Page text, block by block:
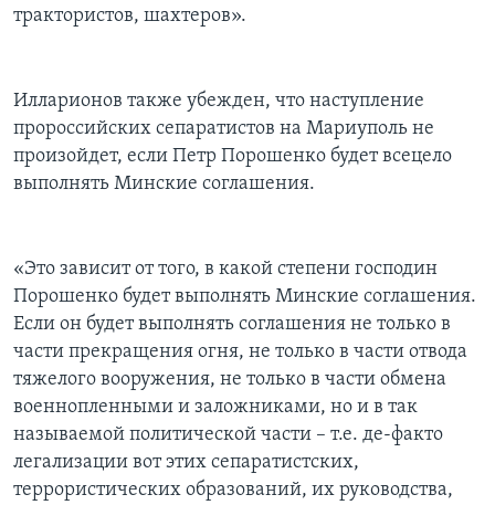
трактористов, шахтеров».
Илларионов также убежден, что наступление
пророссийских сепаратистов на Мариуполь не
произойдет, если Петр Порошенко будет всецело
выполнять Минские соглашения.
«Это зависит от того, в какой степени господин
Порошенко будет выполнять Минские соглашения.
Если он будет выполнять соглашения не только в
части прекращения огня, не только в части отвода
тяжелого вооружения, не только в части обмена
военнопленными и заложниками, но и в так
называемой политической части – т.е. де-факто
легализации вот этих сепаратистских,
террористических образований, их руководства,